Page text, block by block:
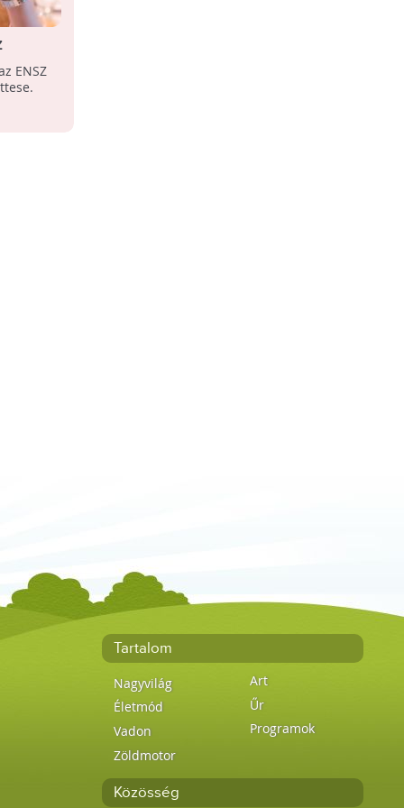
ENSZ
Tartalom
Nagyvilág
Életmód
Vadon
Zöldmotor
Art
Űr
Programok
Közösség